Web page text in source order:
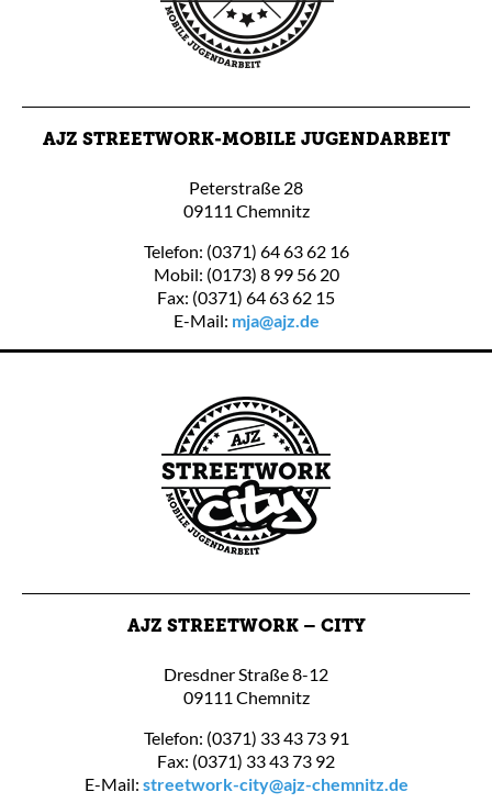
AJZ STREETWORK-MOBILE JUGENDARBEIT
Peterstraße 28
09111 Chemnitz
Telefon: (0371) 64 63 62 16
Mobil: (0173) 8 99 56 20
Fax: (0371) 64 63 62 15
E-Mail: mja@ajz.de
AJZ STREETWORK – CITY
Dresdner Straße 8-12
09111 Chemnitz
Telefon: (0371) 33 43 73 91
Fax: (0371) 33 43 73 92
E-Mail: streetwork-city@ajz-chemnitz.de